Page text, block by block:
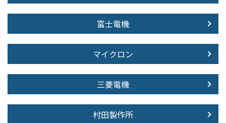
富士電機
マイクロン
三菱電機
村田製作所